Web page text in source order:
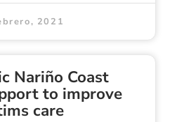
2021
Nariño Coast
to improve
care